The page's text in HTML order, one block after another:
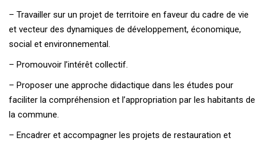
– Travailler sur un projet de territoire en faveur du cadre de vie
et vecteur des dynamiques de développement, économique,
social et environnemental.
– Promouvoir l’intérêt collectif.
– Proposer une approche didactique dans les études pour
faciliter la compréhension et l’appropriation par les habitants de
la commune.
– Encadrer et accompagner les projets de restauration et